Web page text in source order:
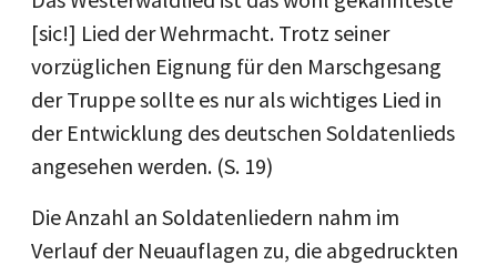
[sic!] Lied der Wehrmacht. Trotz seiner
vorzüglichen Eignung für den Marschgesang
der Truppe sollte es nur als wichtiges Lied in
der Entwicklung des deutschen Soldatenlieds
angesehen werden. (S. 19)
Die Anzahl an Soldatenliedern nahm im
Verlauf der Neuauflagen zu, die abgedruckten